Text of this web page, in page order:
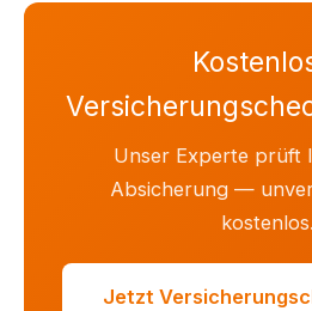
Unser Experte prüft
Absicherung —
kostenlos.
Jetzt